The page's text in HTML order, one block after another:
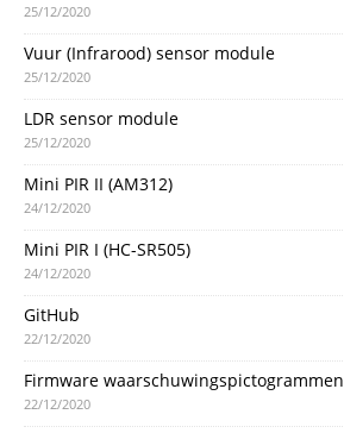
25/12/2020
Vuur (Infrarood) sensor module
25/12/2020
LDR sensor module
25/12/2020
Mini PIR II (AM312)
24/12/2020
Mini PIR I (HC-SR505)
24/12/2020
GitHub
22/12/2020
Firmware waarschuwingspictogrammen
22/12/2020